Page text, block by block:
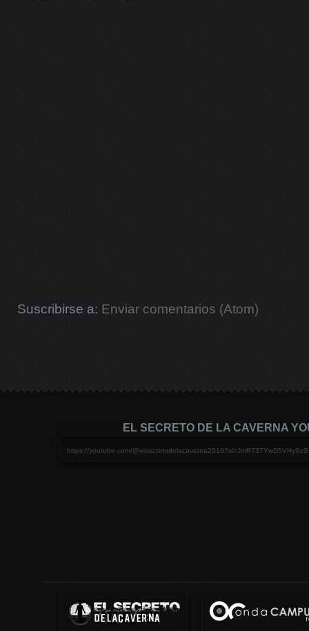
Suscribirse a: Enviar comentarios (Atom)
EL SECRETO DE LA CAVERNA
https://youtube.com/@elsecretodelacaverna2019?si=JmRT3TYwD5VHySzS